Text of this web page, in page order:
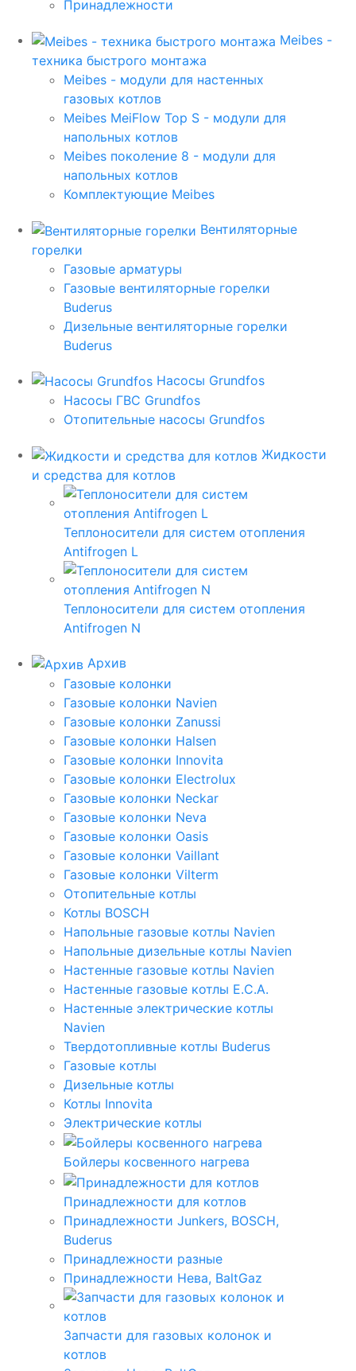
Принадлежности
Meibes -
техника быстрого монтажа
Meibes - модули для настенных
газовых котлов
Meibes MeiFlow Top S - модули для
напольных котлов
Meibes поколение 8 - модули для
напольных котлов
Комплектующие Meibes
Вентиляторные
горелки
Газовые арматуры
Газовые вентиляторные горелки
Buderus
Дизельные вентиляторные горелки
Buderus
Насосы Grundfos
Насосы ГВС Grundfos
Отопительные насосы Grundfos
Жидкости
и средства для котлов
Теплоносители для систем отопления
Antifrogen L
Теплоносители для систем отопления
Antifrogen N
Архив
Газовые колонки
Газовые колонки Navien
Газовые колонки Zanussi
Газовые колонки Halsen
Газовые колонки Innovita
Газовые колонки Electrolux
Газовые колонки Neckar
Газовые колонки Neva
Газовые колонки Oasis
Газовые колонки Vaillant
Газовые колонки Vilterm
Отопительные котлы
Котлы BOSCH
Напольные газовые котлы Navien
Напольные дизельные котлы Navien
Настенные газовые котлы Navien
Настенные газовые котлы E.C.A.
Настенные электрические котлы
Navien
Твердотопливные котлы Buderus
Газовые котлы
Дизельные котлы
Котлы Innovita
Электрические котлы
Бойлеры косвенного нагрева
Принадлежности для котлов
Принадлежности Junkers, BOSCH,
Buderus
Принадлежности разные
Принадлежности Нева, BaltGaz
Запчасти для газовых колонок и
котлов